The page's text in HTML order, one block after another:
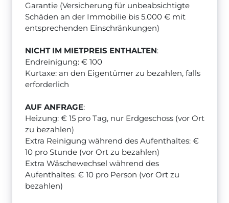
Garantie (Versicherung für unbeabsichtigte
Schäden an der Immobilie bis 5.000 € mit
entsprechenden Einschränkungen)
NICHT IM MIETPREIS ENTHALTEN:
Endreinigung: € 100
Kurtaxe: an den Eigentümer zu bezahlen, falls
erforderlich
AUF ANFRAGE:
Heizung: € 15 pro Tag, nur Erdgeschoss (vor Ort
zu bezahlen)
Extra Reinigung während des Aufenthaltes: €
10 pro Stunde (vor Ort zu bezahlen)
Extra Wäschewechsel während des
Aufenthaltes: € 10 pro Person (vor Ort zu
bezahlen)